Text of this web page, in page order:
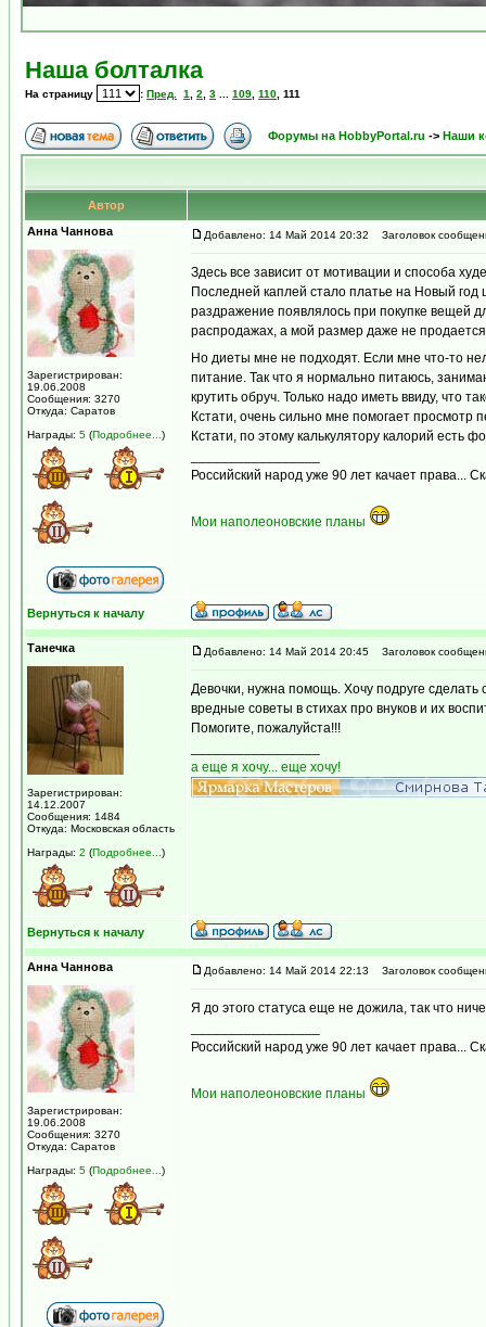
Наша болталка
На страницу : Пред. 1 2 3 109 110 111
Форумы на HobbyPortal.ru -> Наши
Автор
Анна Чаннова
Зарегистрирован:
19.06.2008
Сообщения: 3270
Откуда: Саратов
Награды: 5 (Подробнее... )
Добавлено: 14 Май 2014 20:32 Заголовок
Здесь все зависит от мотивации и способа
Последней каплей стало платье на Новый
раздражение появлялось при покупке вещей
распродажах, а мой размер даже не
Но диеты мне не подходят. Если мне что-то
питание. Так что я нормально питаюсь,
крутить обруч. Только надо иметь ввиду, что
Кстати, очень сильно мне помогает
Кстати, по этому калькулятору калорий
Российский народ уже 90 лет качает права...
Мои наполеоновские планы
Вернуться к началу
Танечка
Зарегистрирован:
14.12.2007
Сообщения: 1484
Откуда: Московская область
Награды: 2 (Подробнее... )
Добавлено: 14 Май 2014 20:45 Заголовок
Девочки, нужна помощь. Хочу подруге
вредные советы в стихах про внуков и их
Помогите, пожалуйста!!!
а еще я хочу... еще хочу!
Вернуться к началу
Анна Чаннова
Зарегистрирован:
19.06.2008
Сообщения: 3270
Откуда: Саратов
Награды: 5 (Подробнее... )
Добавлено: 14 Май 2014 22:13 Заголовок
Я до этого статуса еще не дожила, так что
Российский народ уже 90 лет качает права...
Мои наполеоновские планы